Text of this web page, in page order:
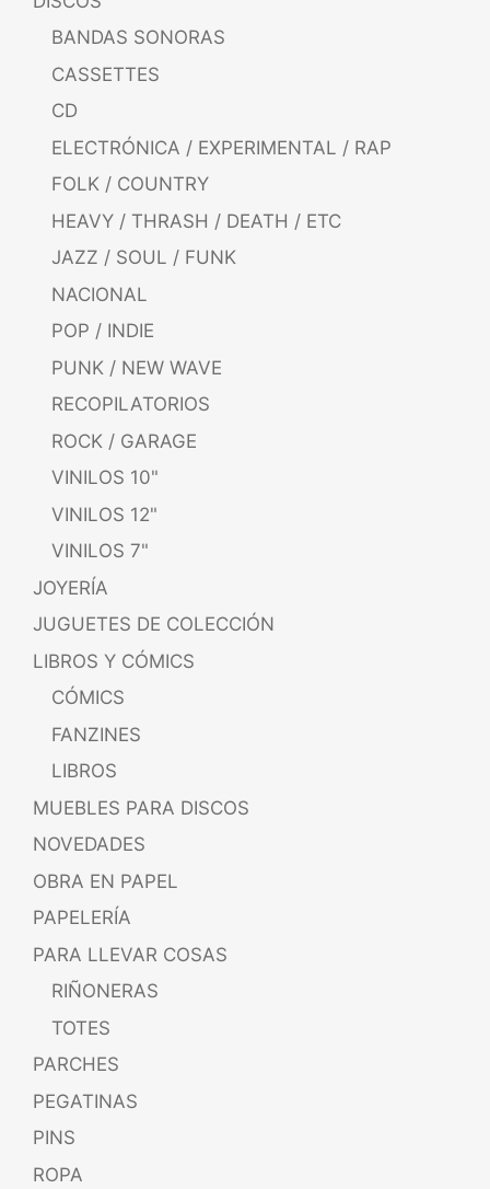
BANDAS SONORAS
CASSETTES
CD
ELECTRÓNICA / EXPERIMENTAL / RAP
FOLK / COUNTRY
HEAVY / THRASH / DEATH / ETC
JAZZ / SOUL / FUNK
NACIONAL
POP / INDIE
PUNK / NEW WAVE
RECOPILATORIOS
ROCK / GARAGE
VINILOS 10"
VINILOS 12"
VINILOS 7"
JOYERÍA
JUGUETES DE COLECCIÓN
LIBROS Y CÓMICS
CÓMICS
FANZINES
LIBROS
MUEBLES PARA DISCOS
NOVEDADES
OBRA EN PAPEL
PAPELERÍA
PARA LLEVAR COSAS
RIÑONERAS
TOTES
PARCHES
PEGATINAS
PINS
ROPA